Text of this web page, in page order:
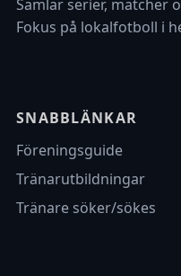
Samlar serier, matcher
Fokus på lokalfotboll i
SNABBLÄNKAR
Föreningsguide
Tränarutbildningar
Tränare söker/sökes